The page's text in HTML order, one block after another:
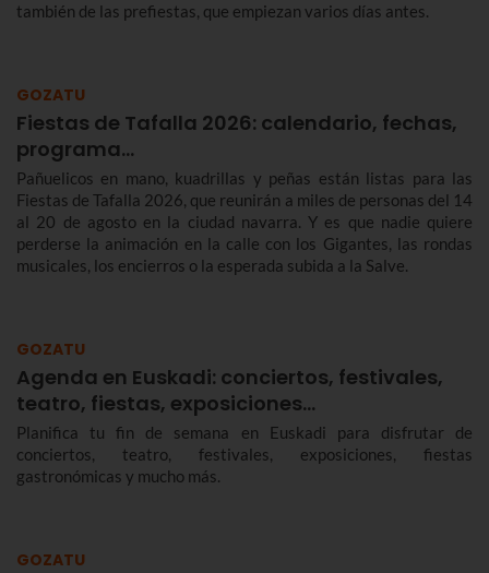
también de las prefiestas, que empiezan varios días antes.
GOZATU
Fiestas de Tafalla 2026: calendario, fechas,
programa…
Pañuelicos en mano, kuadrillas y peñas están listas para las
Fiestas de Tafalla 2026, que reunirán a miles de personas del 14
al 20 de agosto en la ciudad navarra. Y es que nadie quiere
perderse la animación en la calle con los Gigantes, las rondas
musicales, los encierros o la esperada subida a la Salve.
GOZATU
Agenda en Euskadi: conciertos, festivales,
teatro, fiestas, exposiciones…
Planifica tu fin de semana en Euskadi para disfrutar de
conciertos, teatro, festivales, exposiciones, fiestas
gastronómicas y mucho más.
GOZATU